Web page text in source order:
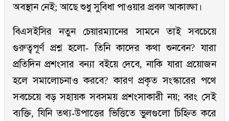
অবস্থান নেই; আছে শুধু সুবিধা পাওয়ার প্রবল আকাঙ্ক্ষা।
বিএসইসির নতুন চেয়ারম্যানের সামনে তাই সবচেয়ে
গুরুত্বপূর্ণ প্রশ্ন হলো- তিনি কাদের কথা শুনবেন? যারা
প্রতিদিন প্রশংসার বন্যা বইয়ে দেবে, নাকি যারা প্রয়োজন
হলে সমালোচনাও করবে? কারণ প্রকৃত সংস্কারের পথে
সবচেয়ে বড় সহায়ক সবসময় প্রশংসাকারী নয়; বরং সেই
ব্যক্তি, যিনি তথ্য-উপাত্তের ভিত্তিতে ভুলগুলো চিহ্নিত করে